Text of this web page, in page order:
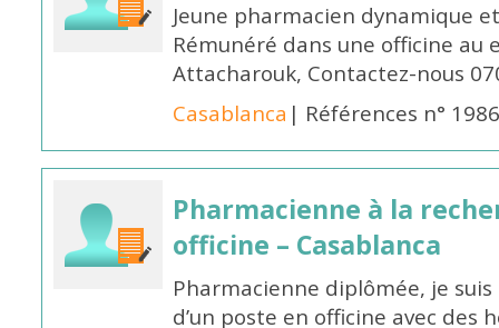
Jeune pharmacien dynamique
Rémunéré dans une officine au
Attacharouk, Contactez-nous
Casablanca | Références n°
Pharmacienne à la
officine – Casablanca
Pharmacienne diplômée, je
d’un poste en officine avec des